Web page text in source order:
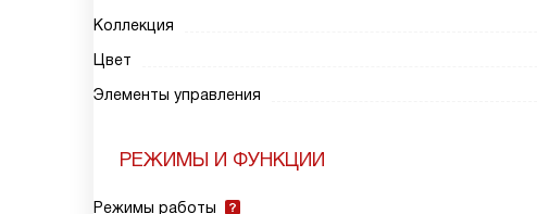
Коллекция
Цвет
Элементы управления
РЕЖИМЫ И ФУНКЦИИ
Режимы работы